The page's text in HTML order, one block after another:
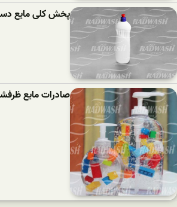
پخش کلی مایع
صادرات مایع